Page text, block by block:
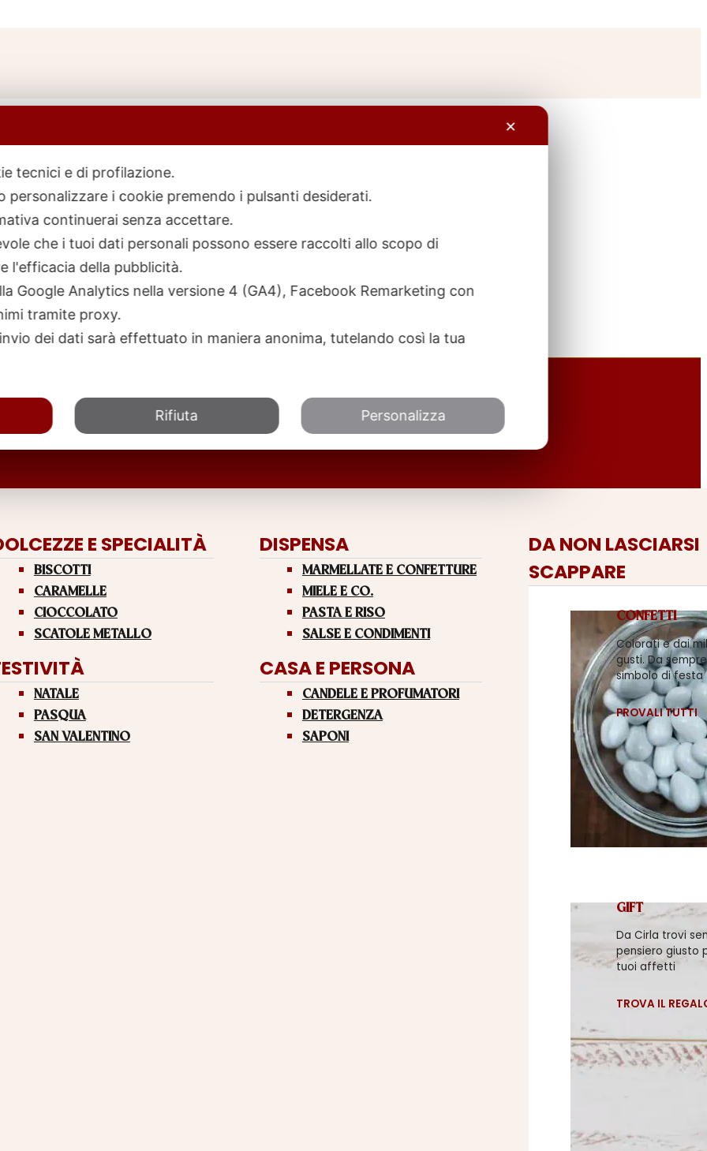
E SPECIALITÀ
BISCOTTI
CARAMELLE
CIOCCOLATO
SCATOLE METALLO
NATALE
PASQUA
SAN VALENTINO
DISPENSA
MARMELLATE E CONFETTURE
MIELE E CO.
PASTA E RISO
SALSE E CONDIMENTI
CASA E PERSONA
CANDELE E PROFUMATORI
DETERGENZA
SAPONI
DA NON LASCIARSI
SCAPPARE
CONFETTI
Colorati e dai
gusti. Da sempre
simbolo di festa
PROVALI TUTTI
GIFT
Da Cirla trovi
pensiero giusto
tuoi affetti
TROVA IL
✕
tecnici e di profilazione.
personalizzare i cookie premendo i pulsanti desiderati.
continuerai senza accettare.
che i tuoi dati personali possono essere raccolti allo scopo di
l'efficacia della pubblicità.
Google Analytics nella versione 4 (GA4), Facebook Remarketing con
tramite proxy.
dei dati sarà effettuato in maniera anonima, tutelando così la tua
Rifiuta Personalizza